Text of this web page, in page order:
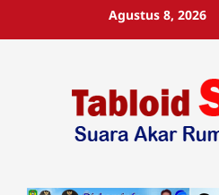
Agustus 8, 2026